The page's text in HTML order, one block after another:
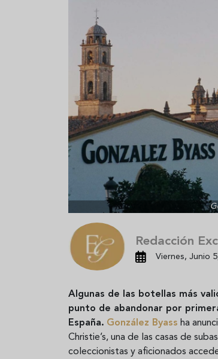
Redacción
Viernes, Junio
Algunas de las botellas más
punto de abandonar por
España. González Byass ha
Christie’s, una de las casas de
coleccionistas y aficionados